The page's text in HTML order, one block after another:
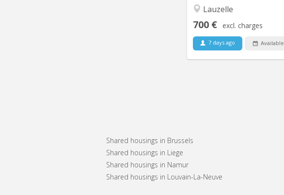
Lauzelle
700 € excl. charges
7 days ago Available
Shared housings in Brussels
Shared housings in Liege
Shared housings in Namur
Shared housings in Louvain-La-Neuve